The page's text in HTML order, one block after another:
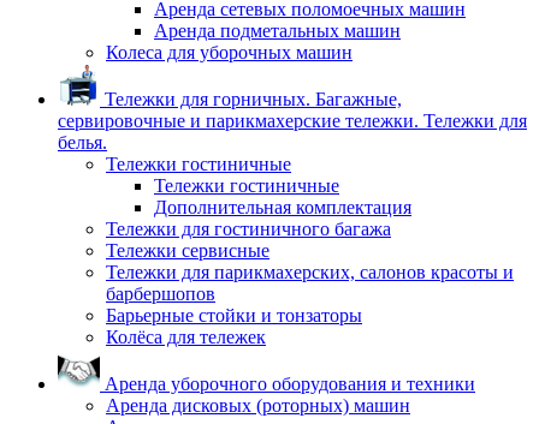
Аренда сетевых поломоечных машин
Аренда подметальных машин
Колеса для уборочных машин
Тележки для горничных. Багажные,
сервировочные и парикмахерские тележки. Тележки для
белья.
Тележки гостиничные
Тележки гостиничные
Дополнительная комплектация
Тележки для гостиничного багажа
Тележки сервисные
Тележки для парикмахерских, салонов красоты и
барбершопов
Барьерные стойки и тонзаторы
Колёса для тележек
Аренда уборочного оборудования и техники
Аренда дисковых (роторных) машин